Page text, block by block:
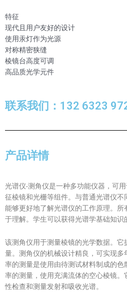
特征
现代且用户友好的设计
使用汞灯作为光源
对称精密狭缝
棱镜台高度可调
高品质光学元件
联系我们：132 6323
产品详情
光谱仪-测角仪是一种多功能仪器，可
征棱镜和光栅等组件。与普通光谱仪
能够更好地了解光谱仪的工作原理。
于理解。学生可以获得光谱学基础知识
该测角仪用于测量棱镜的光学数据。它
量。测角仪的机械设计精良，可实现
率的测量是使用由待测试材料制成的
率的测量，使用充满流体的空心棱镜
性检查和测量发射和吸收光谱。